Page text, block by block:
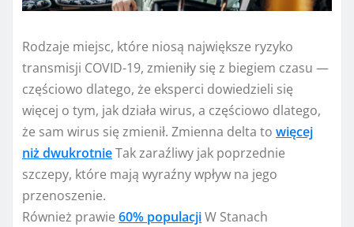
Rodzaje miejsc, które niosą największe ryzyko
transmisji COVID-19, zmieniły się z biegiem czasu —
częściowo dlatego, że eksperci dowiedzieli się
więcej o tym, jak działa wirus, a częściowo dlatego,
że sam wirus się zmienił. Zmienna delta to więcej
niż dwukrotnieTak zaraźliwy jak poprzednie
szczepy, które mają wyraźny wpływ na jego
przenoszenie.
Również prawie 60% populacjiW Stanach